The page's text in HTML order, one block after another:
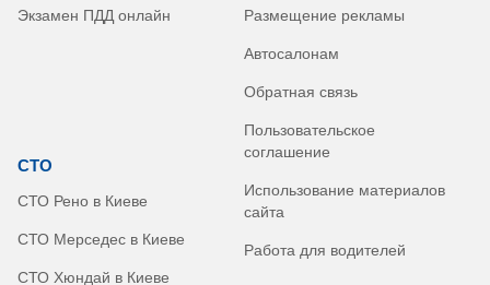
Экзамен ПДД онлайн
СТО
СТО Рено в Киеве
СТО Мерседес в Киеве
СТО Хюндай в Киеве
Размещение рекламы
Автосалонам
Обратная связь
Пользовательское
соглашение
Использование материалов
сайта
Работа для водителей